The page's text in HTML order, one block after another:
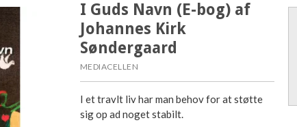
I Guds Navn (E-bog) af
Johannes Kirk
Søndergaard
MEDIACELLEN
I et travlt liv har man behov for at støtte
sig op ad noget stabilt.